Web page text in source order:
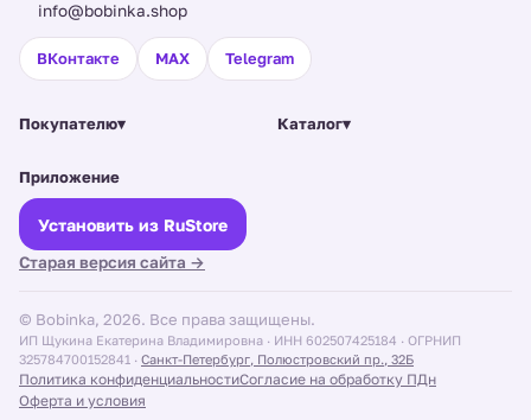
Чем хлопок с вискозой отличается от чистого хлопка?
Какой расход на летний топ?
info@bobinka.shop
ВКонтакте MAX Telegram
Покупателю▾ Каталог▾
Приложение
Установить из RuStore
Старая версия сайта →
© Bobinka, 2026. Все права защищены.
ИП Щукина Екатерина Владимировна · ИНН 602507425184 · ОГРНИП
325784700152841 · Санкт-Петербург, Полюстровский пр., 32Б
Политика конфиденциальностиСогласие на обработку ПДн
Оферта и условия